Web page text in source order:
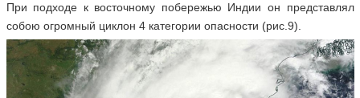
При подходе к восточному побережью Индии он представлял
собою огромный циклон 4 категории опасности (рис.9).